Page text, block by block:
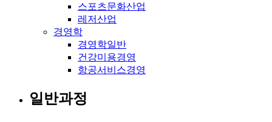
스포츠문화산업
레저산업
경영학
경영학일반
건강미용경영
항공서비스경영
일반과정